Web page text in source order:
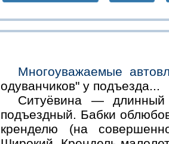
Многоуважаемые
одуванчиков" у подъезда...
Ситуёвина —
подъездный. Бабки
кренделю (на